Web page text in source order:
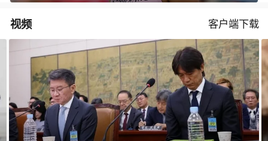
视频 客户端下载